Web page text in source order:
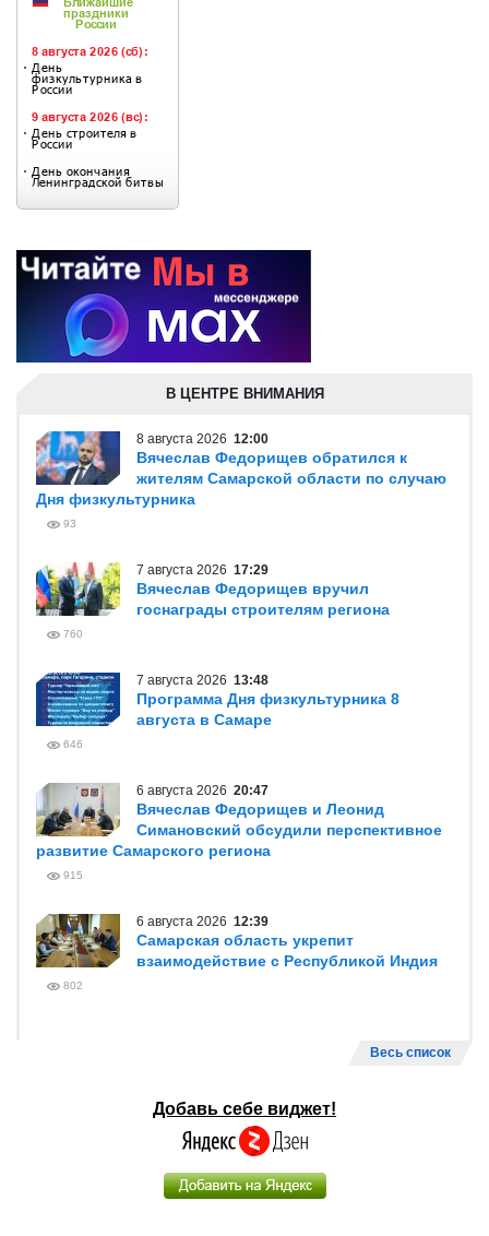
В ЦЕНТРЕ ВНИМАНИЯ
8 августа 2026 12:00
Вячеслав Федорищев обратился к
жителям Самарской области по случаю
Дня физкультурника
93
7 августа 2026 17:29
Вячеслав Федорищев вручил
госнаграды строителям региона
760
7 августа 2026 13:48
Программа Дня физкультурника 8
августа в Самаре
646
6 августа 2026 20:47
Вячеслав Федорищев и Леонид
Симановский обсудили перспективное
развитие Самарского региона
915
6 августа 2026 12:39
Самарская область укрепит
взаимодействие с Республикой Индия
802
Весь список
Добавь себе виджет!